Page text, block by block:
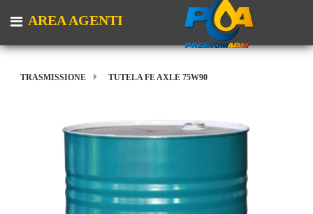
Open menu
AREA AGENTI
TRASMISSIONE TUTELA FE AXLE 75W90